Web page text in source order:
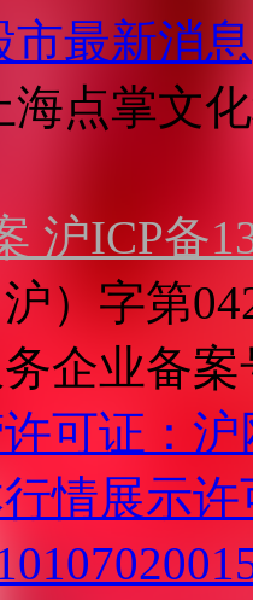
市最新消息
海点掌文
沪ICP备
）字第
企业备案
可证：
情展示许